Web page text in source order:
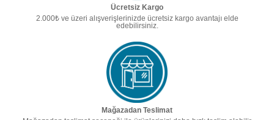
Ücretsiz Kargo
2.000₺ ve üzeri alışverişlerinizde ücretsiz kargo avantajı elde
edebilirsiniz.
Mağazadan Teslimat